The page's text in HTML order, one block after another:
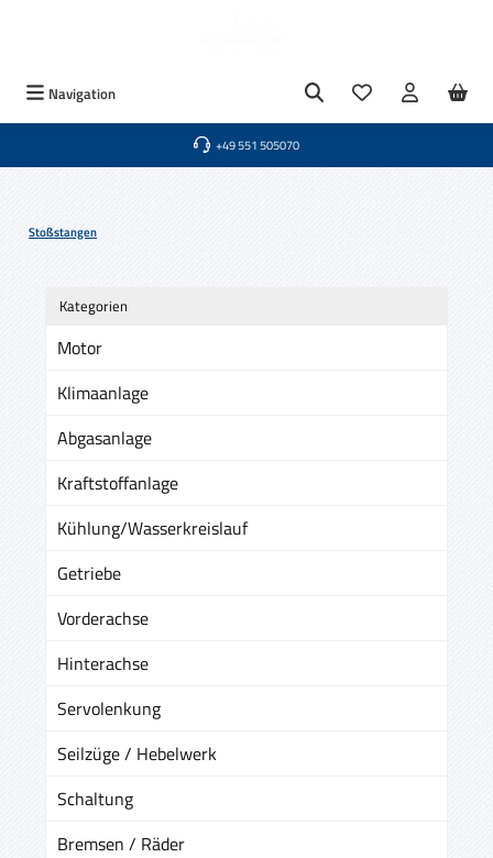
Navigation Du hast 0
+49 551 505070
Stoßstangen
Kategorien
Motor
Klimaanlage
Abgasanlage
Kraftstoffanlage
Kühlung/Wasserkreislauf
Getriebe
Vorderachse
Hinterachse
Servolenkung
Seilzüge / Hebelwerk
Schaltung
Bremsen / Räder